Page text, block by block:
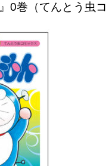
0巻（てんとう虫